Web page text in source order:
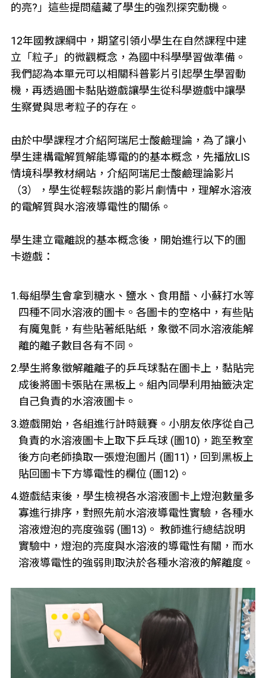
的亮?」這些提問蘊藏了學生的強烈探究動機。
12年國教課綱中，期望引領小學生在自然課程中建
立「粒子」的微觀概念，為國中科學學習做準備。
我們認為本單元可以相關科普影片引起學生學習動
機，再透過圖卡黏貼遊戲讓學生從科學遊戲中讓學
生察覺與思考粒子的存在。
由於中學課程才介紹阿瑞尼士酸鹼理論，為了讓小
學生建構電解質解能導電的的基本概念，先播放LIS
情境科學教材網站，介紹阿瑞尼士酸鹼理論影片
（3），學生從輕鬆詼諧的影片劇情中，理解水溶液
的電解質與水溶液導電性的關係。
學生建立電離說的基本概念後，開始進行以下的圖
卡遊戲：
1.每組學生會拿到糖水、鹽水、食用醋、小蘇打水等
四種不同水溶液的圖卡。各圖卡的空格中，有些貼
有魔鬼氈，有些貼著紙貼紙，象徵不同水溶液能解
離的離子數目各有不同。
2.學生將象徵解離離子的乒乓球黏在圖卡上，黏貼完
成後將圖卡張貼在黑板上。組內同學利用抽籤決定
自己負責的水溶液圖卡。
3.遊戲開始，各組進行計時競賽。小朋友依序從自己
負責的水溶液圖卡上取下乒乓球 (圖10)，跑至教室
後方向老師換取一張燈泡圖片 (圖11)，回到黑板上
貼回圖卡下方導電性的欄位 (圖12)。
4.遊戲結束後，學生檢視各水溶液圖卡上燈泡數量多
寡進行排序，對照先前水溶液導電性實驗，各種水
溶液燈泡的亮度強弱 (圖13)。 教師進行總結說明
實驗中，燈泡的亮度與水溶液的導電性有關，而水
溶液導電性的強弱則取決於各種水溶液的解離度。